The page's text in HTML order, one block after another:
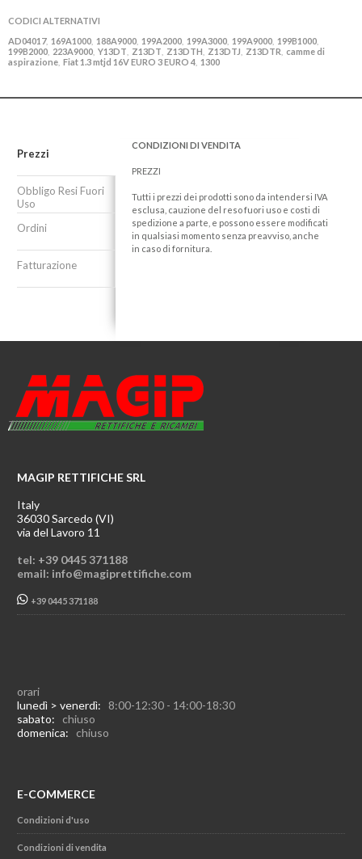
CODICI ALTERNATIVI
AD04017, 169A1000 188A9000 199A2000 199A3000 199A9000 199B1000
199B2000 223A9000 Y13DT Z13DT Z13DTH Z13DTJ Z13DTR camme di
aspirazione Fiat 1.3 mtjd 16V EURO 3 EURO 4 1300
Prezzi
Obbligo Resi Fuori
Uso
Ordini
Fatturazione
CONDIZIONI DI VENDITA
PREZZI
Tutti i prezzi dei prodotti sono da intendersi IVA
esclusa, cauzione del reso fuori uso e costi di
spedizione a parte, e possono essere modificati
in qualsiasi momento senza preavviso, anche
in caso di fornitura.
MAGIP RETTIFICHE SRL
Italy
36030 Sarcedo (VI)
via del Lavoro 11
tel: +39 0445 371188
email: info@magiprettifiche.com
+39 0445 371188
orari
lunedì > venerdì: 8:00-12:30 - 14:00-18:30
sabato: chiuso
domenica: chiuso
E-COMMERCE
Condizioni d'uso
Condizioni di vendita